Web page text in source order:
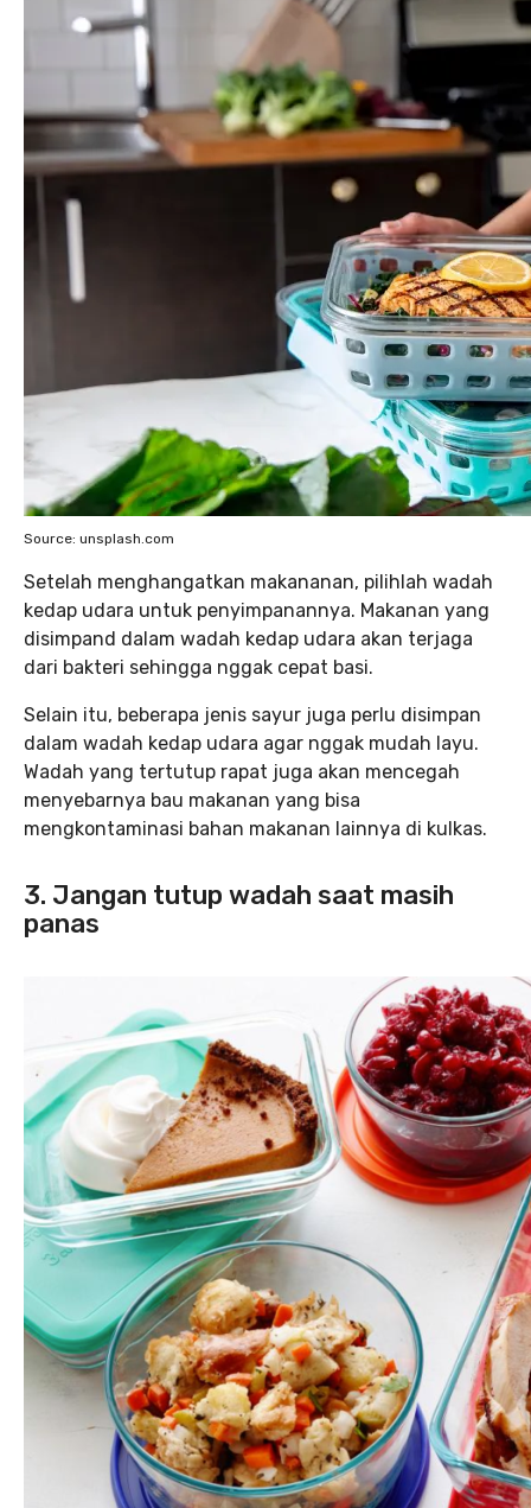
Source: unsplash.com
Setelah menghangatkan makananan, pilihlah wadah
kedap udara untuk penyimpanannya. Makanan yang
disimpand dalam wadah kedap udara akan terjaga
dari bakteri sehingga nggak cepat basi.
Selain itu, beberapa jenis sayur juga perlu disimpan
dalam wadah kedap udara agar nggak mudah layu.
Wadah yang tertutup rapat juga akan mencegah
menyebarnya bau makanan yang bisa
mengkontaminasi bahan makanan lainnya di kulkas.
3. Jangan tutup wadah saat masih
panas